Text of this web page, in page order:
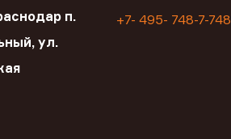
п.
ул.
+7- 495- 748-7-748